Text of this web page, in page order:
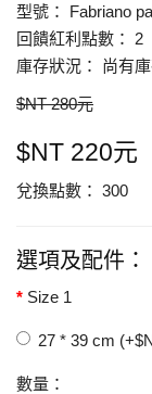
型號： Fabriano
回饋紅利點數： 2
庫存狀況： 尚有
$NT 280元
$NT 220元
兌換點數： 300
選項及配件：
Size 1
27 * 39 cm
數量：